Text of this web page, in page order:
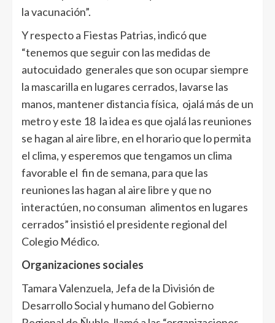
la vacunación”.
Y respecto a Fiestas Patrias, indicó que
“tenemos que seguir con las medidas de
autocuidado generales que son ocupar siempre
la mascarilla en lugares cerrados, lavarse las
manos, mantener distancia física, ojalá más de un
metro y este 18 la idea es que ojalá las reuniones
se hagan al aire libre, en el horario que lo permita
el clima, y esperemos que tengamos un clima
favorable el fin de semana, para que las
reuniones las hagan al aire libre y que no
interactúen, no consuman alimentos en lugares
cerrados” insistió el presidente regional del
Colegio Médico.
Organizaciones sociales
Tamara Valenzuela, Jefa de la División de
Desarrollo Social y humano del Gobierno